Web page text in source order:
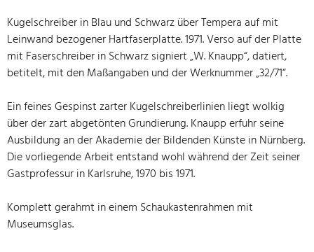
Kugelschreiber in Blau und Schwarz über Tempera auf mit
Leinwand bezogener Hartfaserplatte. 1971. Verso auf der Platte
mit Faserschreiber in Schwarz signiert „W. Knaupp“, datiert,
betitelt, mit den Maßangaben und der Werknummer „32/71“.
Ein feines Gespinst zarter Kugelschreiberlinien liegt wolkig
über der zart abgetönten Grundierung. Knaupp erfuhr seine
Ausbildung an der Akademie der Bildenden Künste in Nürnberg.
Die vorliegende Arbeit entstand wohl während der Zeit seiner
Gastprofessur in Karlsruhe, 1970 bis 1971.
Komplett gerahmt in einem Schaukastenrahmen mit
Museumsglas.